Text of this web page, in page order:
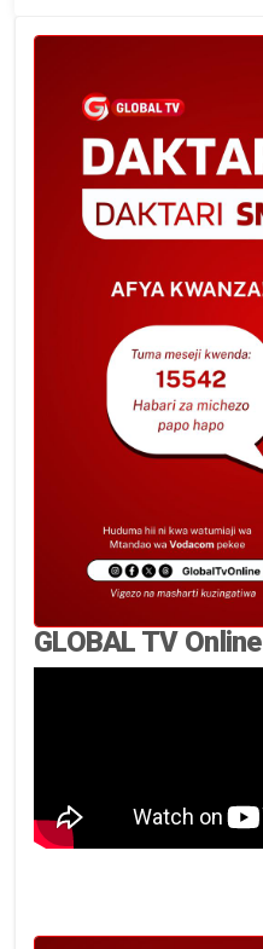
GLOBAL TV Online